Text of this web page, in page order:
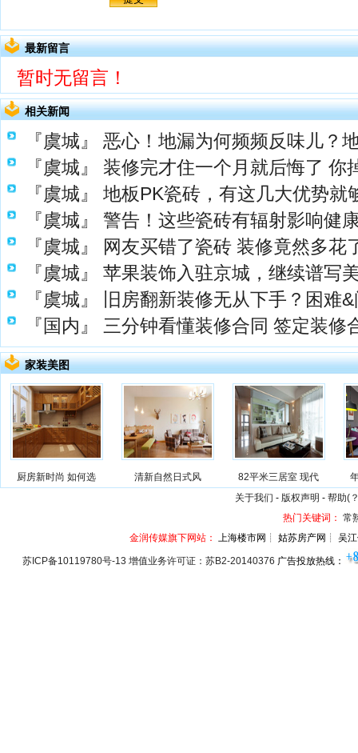
最新留言
暂时无留言！
相关新闻
『虞城』
恶心！地漏为何频频反味儿？
『虞城』
装修完才住一个月就后悔了 你
『虞城』
地板PK瓷砖，有这几大优势就
『虞城』
警告！这些瓷砖有辐射影响健
『虞城』
网友买错了瓷砖 装修竟然多花
『虞城』
苹果装饰入驻京城，继续谱写
『虞城』
旧房翻新装修无从下手？困难
『国内』
三分钟看懂装修合同 签定装修
家装美图
厨房新时尚 如何选 清新自然日式风 82平米三居室 现代
关于我们 - 版权声明 - 帮助(
热门关键词： 常
金润传媒旗下网站： 上海楼市网┊ 姑苏房产网┊ 吴
苏ICP备10119780号-13 增值业务许可证：苏B2-20140376 广告投放热线：